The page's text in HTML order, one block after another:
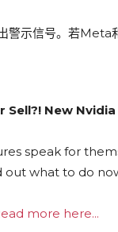
警示信号。若Meta
Sell?! New
speak for
out what to do
more here...